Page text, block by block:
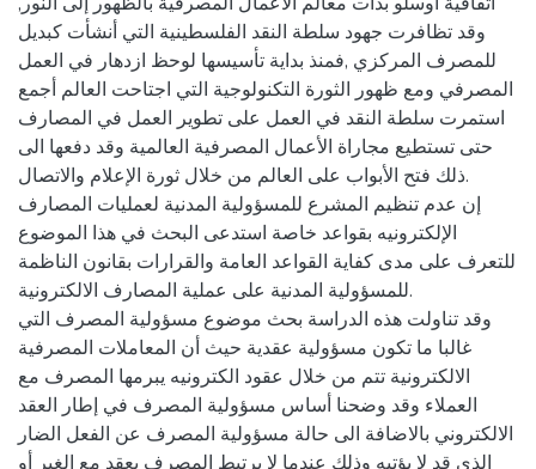
وقد تظافرت جهود سلطة النقد الفلسطينية التي أنشأت كبديل
للمصرف المركزي ,فمنذ بداية تأسيسها لوحظ ازدهار في العمل
المصرفي ومع ظهور الثورة التكنولوجية التي اجتاحت العالم أجمع
استمرت سلطة النقد في العمل على تطوير العمل في المصارف
حتى تستطيع مجاراة الأعمال المصرفية العالمية وقد دفعها الى
ذلك فتح الأبواب على العالم من خلال ثورة الإعلام والاتصال.
إن عدم تنظيم المشرع للمسؤولية المدنية لعمليات المصارف
الإلكترونيه بقواعد خاصة استدعى البحث في هذا الموضوع
للتعرف على مدى كفاية القواعد العامة والقرارات بقانون الناظمة
للمسؤولية المدنية على عملية المصارف الالكترونية.
وقد تناولت هذه الدراسة بحث موضوع مسؤولية المصرف التي
غالبا ما تكون مسؤولية عقدية حيث أن المعاملات المصرفية
الالكترونية تتم من خلال عقود الكترونيه يبرمها المصرف مع
العملاء وقد وضحنا أساس مسؤولية المصرف في إطار العقد
الالكتروني بالاضافة الى حالة مسؤولية المصرف عن الفعل الضار
الذي قد لا يؤتيه وذلك عندما لا يرتبط المصرف بعقد مع الغير أو